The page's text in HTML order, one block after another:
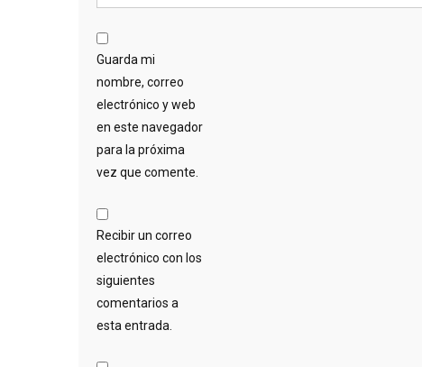
Guarda mi
nombre, correo
electrónico y web
en este navegador
para la próxima
vez que comente.
Recibir un correo
electrónico con los
siguientes
comentarios a
esta entrada.